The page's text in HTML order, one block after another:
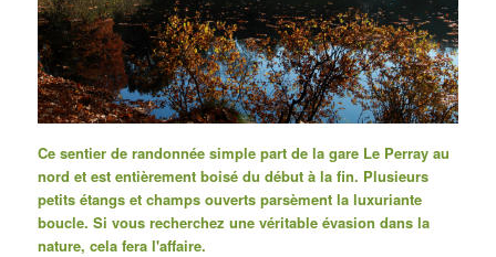
Ce sentier de randonnée simple part de la gare Le Perray au
nord et est entièrement boisé du début à la fin. Plusieurs
petits étangs et champs ouverts parsèment la luxuriante
boucle. Si vous recherchez une véritable évasion dans la
nature, cela fera l'affaire.